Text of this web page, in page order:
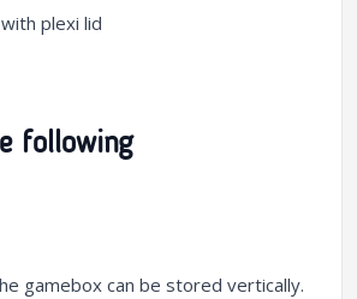
plexi lid
following
gamebox can be stored vertically.